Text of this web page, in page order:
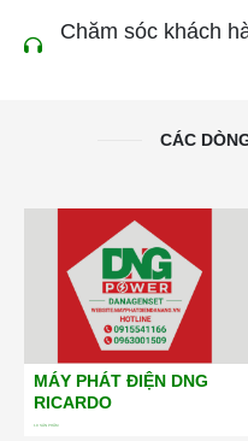
Chăm sóc khách
CÁC
MÁY PHÁT ĐIỆN DNG
RICARDO
19SẢN PHẨM